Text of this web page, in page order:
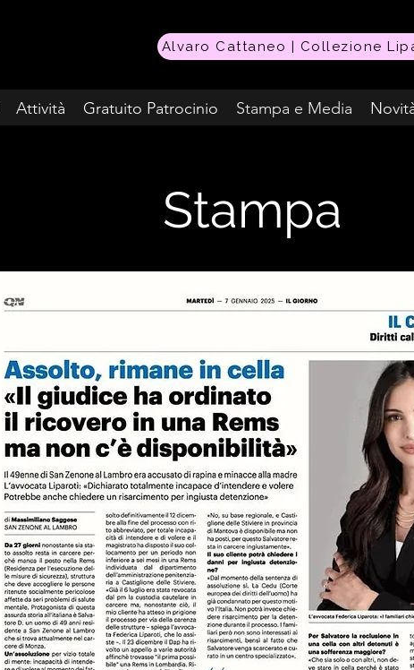
Alvaro Cattaneo | Collezione
Attività Gratuito Patrocinio Stampa e Media
Stampa